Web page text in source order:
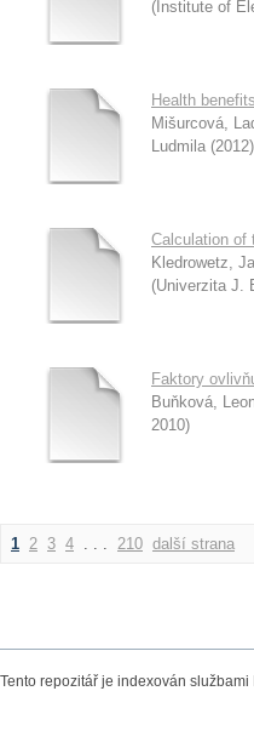
( Institute of
Health
Mišurcová,
Ludmila (2012)
Calculation of
Kledrowetz,
(Univerzita J.
Faktory
Buňková,
2010)
1 2 3 4 . . . 210 další strana
Tento repozitář je indexován službami